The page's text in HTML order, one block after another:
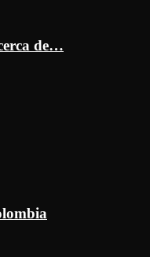
de…